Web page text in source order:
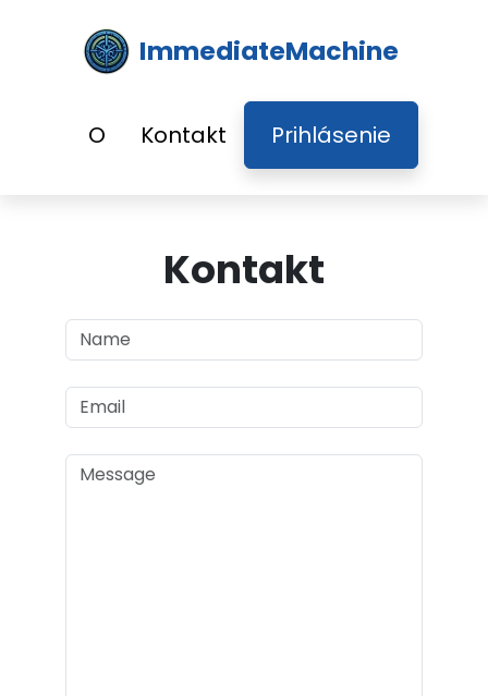
ImmediateMachine
O Kontakt Prihlásenie
Kontakt